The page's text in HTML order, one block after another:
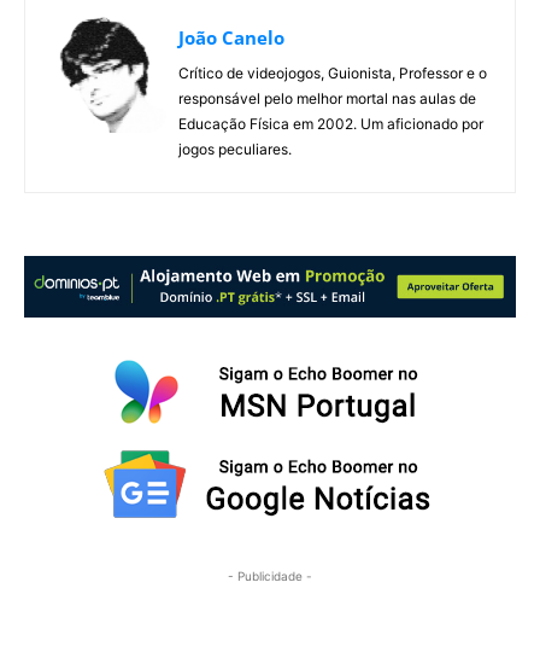
João Canelo
Crítico de videojogos, Guionista, Professor e o
responsável pelo melhor mortal nas aulas de
Educação Física em 2002. Um aficionado por
jogos peculiares.
- Publicidade -